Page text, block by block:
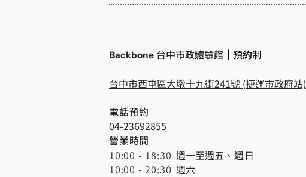
台中市西屯區大墩十九街241號 (捷運市政府站)
電話預約
04-23692855
營業時間
10:00 - 18:30 週一至週五 、週日
10:00 - 20:30 週六
Backbone 台中市政體驗館 ｜ 預約制